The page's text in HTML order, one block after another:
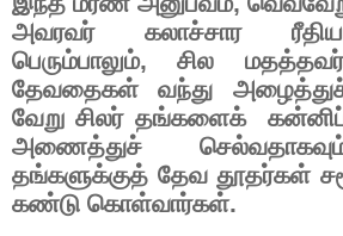
அவரவர்
கலாச்சார
பெரும்பாலும்,சில
தேவதைகள்
வந்து
வேறு சிலர் தங்களைக்
அணைத்துச்
தங்களுக்குத் தேவ தூதர்கள்
கண்டு கொள்வார்கள்.